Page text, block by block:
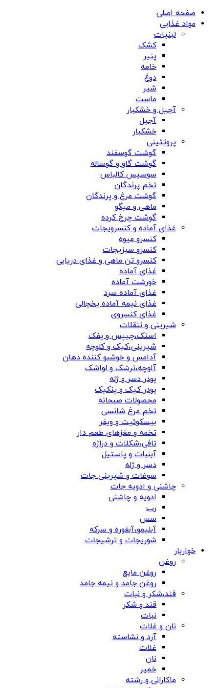
صفحه اصلی
مواد غذایی
لبنیات
کشک
پنیر
خامه
دوغ
شیر
ماست
آجیل و خشکبار
آجیل
خشکبار
پروتئینی
گوشت گوسفند
گوشت گاو و گوساله
سوسیس کالباس
تخم پرندگان
گوشت مرغ و پرندگان
ماهی و میگو
گوشت چرخ کرده
غذای آماده و کنسرویجات
کنسرو میوه
کنسرو سبزیجات
کنسرو تن ماهی و غذای دریایی
غذای آماده
خورشت آماده
غذای آماده سرد
غذای نیمه آماده یخچالی
غذای کنسروی
شیرینی و تنقلات
اسنک،چیپس و پفک
شیرینی،کیک و کلوچه
آدامس و خوشبو کننده دهان
آلوچه،ترشک و لواشک
پودر دسر و ژله
پودر کیک و پنکیک
محصولات صبحانه
تخم مرغ شانسی
بیسکوئیت و ویفر
تخمه و مغزهای طعم دار
تافی،شکلات و دراژه
آبنبات و پاستیل
دسر و ژله
سوغات و شیرینی جات
چاشنی و ادویه جات
ادویه و چاشنی
رب
سس
آبلیمو،آبغوره و سرکه
شوریجات و ترشیجات
خواربار
روغن
روغن مایع
روغن جامد و نیمه جامد
قند،شکر و نبات
قند و شکر
نبات
نان و غلات
آرد و نشاسته
غلات
نان
خمیر
ماکارانی و رشته